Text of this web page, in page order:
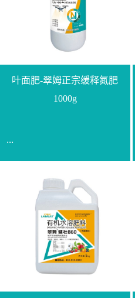
叶面肥-翠姆正宗缓释氮肥
1000g
...
【通用名称】脲甲醛缓释
氮肥【产品形态】水剂
【产品规格】1000g【技术
指标】N≥330g/L【企业标
准】Q/LML O01-2022【使
用方法】1、飞防：每亩